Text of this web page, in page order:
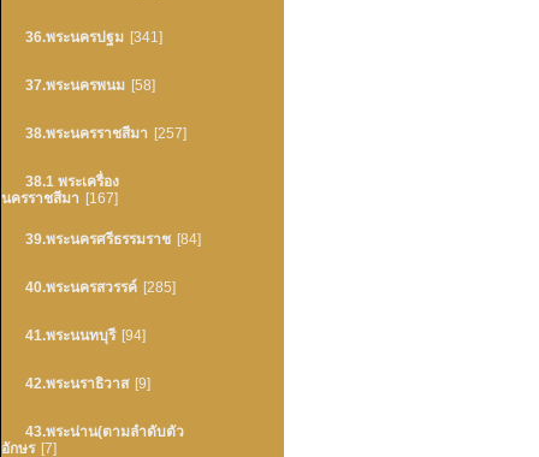
36.พระนครปฐม [341]
37.พระนครพนม [58]
38.พระนครราชสีมา [257]
38.1 พระเครื่อง
นครราชสีมา [167]
39.พระนครศรีธรรมราช [84]
40.พระนครสวรรค์ [285]
41.พระนนทบุรี [94]
42.พระนราธิวาส [9]
43.พระน่าน(ตามลำดับตัว
อักษร [7]